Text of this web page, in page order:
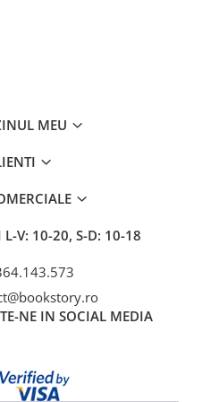
MEU
L-V: 10-20, S-D: 10-18
NE IN SOCIAL MEDIA